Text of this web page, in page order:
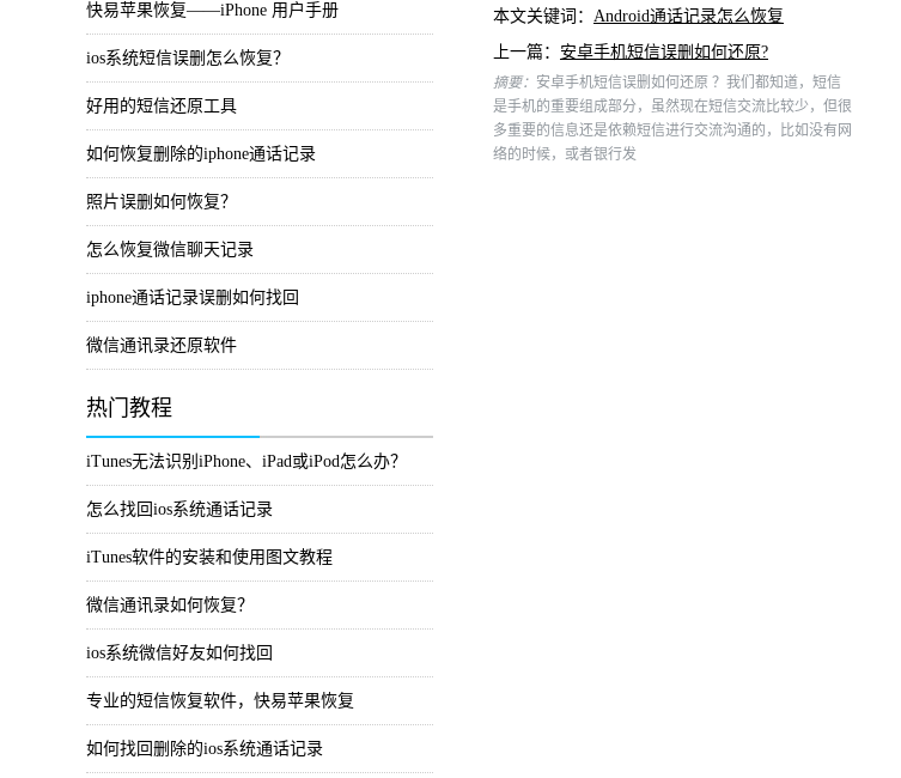
快易苹果恢复——iPhone 用户手册
ios系统短信误删怎么恢复？
好用的短信还原工具
如何恢复删除的iphone通话记录
照片误删如何恢复？
怎么恢复微信聊天记录
iphone通话记录误删如何找回
微信通讯录还原软件
热门教程
iTunes无法识别iPhone、iPad或iPod怎么办？
怎么找回ios系统通话记录
iTunes软件的安装和使用图文教程
微信通讯录如何恢复？
ios系统微信好友如何找回
专业的短信恢复软件，快易苹果恢复
如何找回删除的ios系统通话记录
本文关键词： Android通话记录怎么恢复
上一篇： 安卓手机短信误删如何还原?
摘要： 安卓手机短信误删如何还原 ？我们都知道，短信
是手机的重要组成部分，虽然现在短信交流比较少，但很
多重要的信息还是依赖短信进行交流沟通的，比如没有网
络的时候，或者银行发